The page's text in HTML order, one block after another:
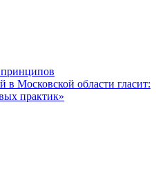
Московской области гласит:
практик»